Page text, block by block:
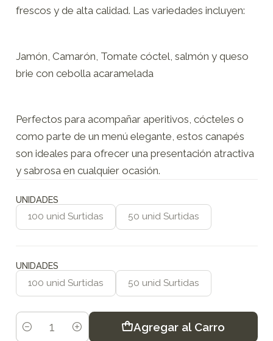
frescos y de alta calidad. Las variedades incluyen:
Jamón, Camarón, Tomate cóctel, salmón y queso
brie con cebolla acaramelada
Perfectos para acompañar aperitivos, cócteles o
como parte de un menú elegante, estos canapés
son ideales para ofrecer una presentación atractiva
y sabrosa en cualquier ocasión.
UNIDADES
100 unid Surtidas 50 unid Surtidas
UNIDADES
100 unid Surtidas 50 unid Surtidas
Cantidad
Agregar al Carro